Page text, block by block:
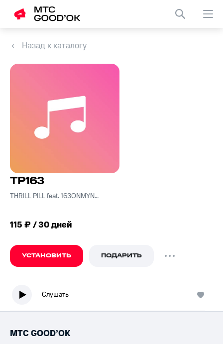
Назад к каталогу
TP163
THRILL PILL feat. 163ONMYNECK
115 ₽ / 30 дней
УСТАНОВИТЬ ПОДАРИТЬ
Слушать
МТС GOOD’OK